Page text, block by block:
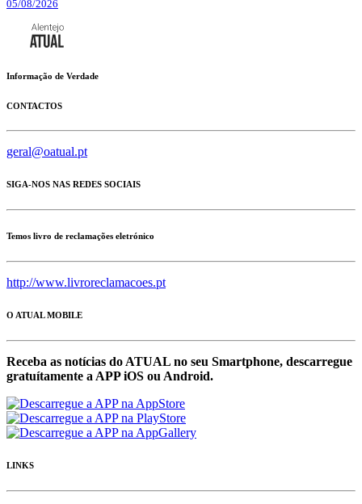
05/08/2026
Informação de Verdade
CONTACTOS
geral@oatual.pt
SIGA-NOS NAS REDES SOCIAIS
Temos livro de reclamações eletrónico
http://www.livroreclamacoes.pt
O ATUAL MOBILE
Receba as notícias do ATUAL no seu Smartphone, descarregue
gratuítamente a APP iOS ou Android.
LINKS